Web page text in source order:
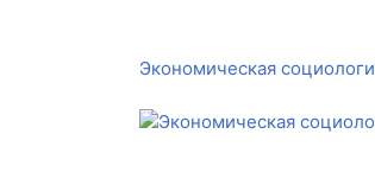
Экономическая